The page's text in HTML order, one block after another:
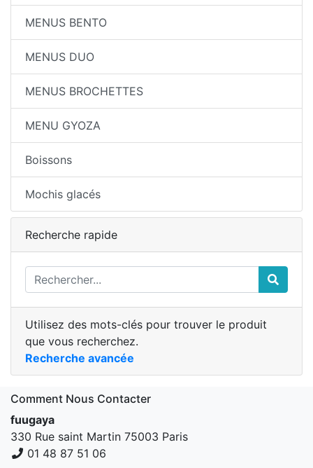
MENUS BENTO
MENUS DUO
MENUS BROCHETTES
MENU GYOZA
Boissons
Mochis glacés
Recherche rapide
Utilisez des mots-clés pour trouver le produit
que vous recherchez.
Recherche avancée
Comment Nous Contacter
fuugaya
330 Rue saint Martin 75003 Paris
01 48 87 51 06